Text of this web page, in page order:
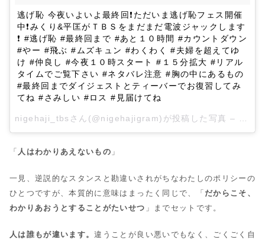
逃げ恥 今夜いよいよ最終回❗ただいま逃げ恥フェス開催
中❗みくり&平匡がＴＢＳをまだまだ電波ジャックします
❗ #逃げ恥 #最終回まで #あと１０時間 #カウントダウン
#やー #飛ぶ #ムズキュン #わくわく #夫婦を超えてゆ
け #仲良し #今夜１０時スタート #１５分拡大 #リアル
タイムでご覧下さい #ネタバレ注意 #胸の中にあるもの
#最終回までダイジェストとティーバーでお復習してみ
てね #さみしい #ロス #見届けてね
「 人はわかりあえないもの 」
一見、逆説的なスタンスと勘違いされがちなわたしのポリシーの
ひとつですが、本質的に意味はまったく同じで、「だからこそ、
わかりあおうとすることがたいせつ 」までセットです。
人は誰もが違います。違うことが良い悪いでもなく、ごくごく自